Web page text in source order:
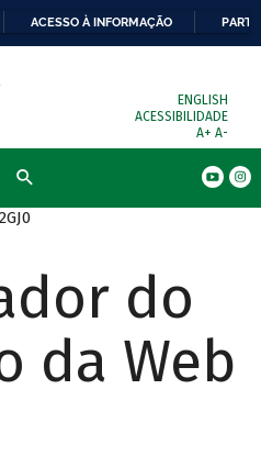
ACESSO À INFORMAÇÃO
ENGLISH
ACESSIBILIDADE
A+ A-
do
da Web